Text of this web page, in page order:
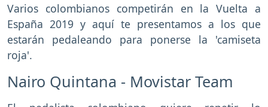
Varios colombianos competirán en la Vuelta a
España 2019 y aquí te presentamos a los que
estarán pedaleando para ponerse la 'camiseta
roja'.
Nairo Quintana - Movistar Team